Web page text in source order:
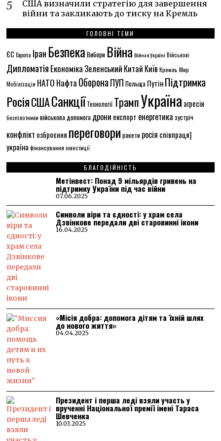
США визначили стратегію для завершення
війни та закликають до тиску на Кремль
ГОЛОВНІ ТЕМИ
ЄС Європа Іран Безпека Вибори Війна Війна в Україні Військові
Дипломатія ЕкономікаЗеленський Китай Київ Кремль Мир
Мобілізація НАТО Нафта ОборонаПУП Польща ПутінПідтримка
РосіяСШАСанкціїТехнологіїТрампУкраїна агресія
безпілотники військова допомога дрони експорт енергетика зустріч
конфлікт озброєння переговори ракети росія співпраця]
україна фінансування інвестиції
БЛАГОДІЙНІСТЬ
Метінвест: Понад 9 мільярдів гривень на
підтримку України під час війни
07.06.2025
Символи віри та єдності: у храм села
Дзвінкове передали дві старовинні ікони
16.04.2025
«Місія добра: допомога дітям та їхній шлях
до нового життя»
04.04.2025
Президент і перша леді взяли участь у
врученні Національної премії імені Тараса
Шевченка
10.03.2025